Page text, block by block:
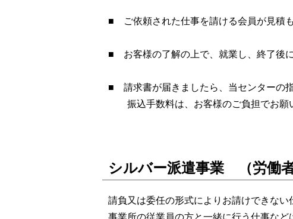
■ ご依頼された仕事を請ける会員が見積も
■ お客様の了解の上で、就業し、終了後に
■ 請求書が届きましたら、当センターの
振込手数料は、お客様のご負担でお願
シルバー派遣事業 （労働者
請負又は委任の形式によりお請けできな
事業所の従業員の方と一緒に行う仕事な